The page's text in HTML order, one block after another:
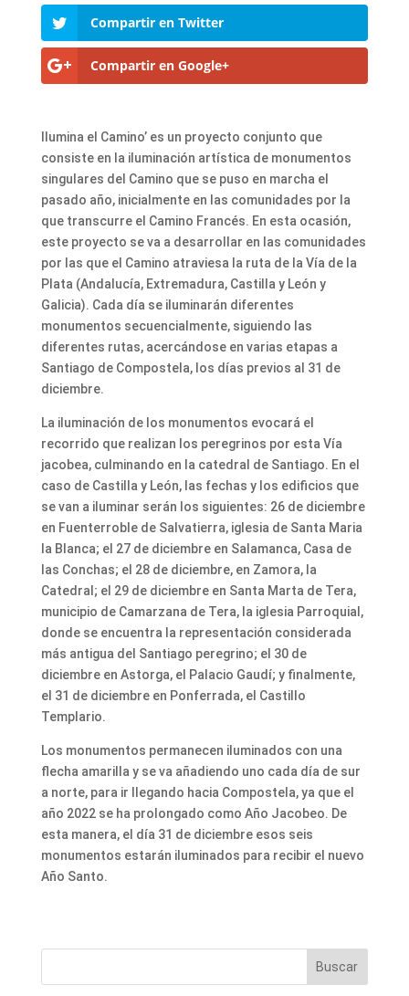
Compartir en Twitter
Compartir en Google+
Ilumina el Camino’ es un proyecto conjunto que
consiste en la iluminación artística de monumentos
singulares del Camino que se puso en marcha el
pasado año, inicialmente en las comunidades por la
que transcurre el Camino Francés. En esta ocasión,
este proyecto se va a desarrollar en las comunidades
por las que el Camino atraviesa la ruta de la Vía de la
Plata (Andalucía, Extremadura, Castilla y León y
Galicia). Cada día se iluminarán diferentes
monumentos secuencialmente, siguiendo las
diferentes rutas, acercándose en varias etapas a
Santiago de Compostela, los días previos al 31 de
diciembre.
La iluminación de los monumentos evocará el
recorrido que realizan los peregrinos por esta Vía
jacobea, culminando en la catedral de Santiago. En el
caso de Castilla y León, las fechas y los edificios que
se van a iluminar serán los siguientes: 26 de diciembre
en Fuenterroble de Salvatierra, iglesia de Santa Maria
la Blanca; el 27 de diciembre en Salamanca, Casa de
las Conchas; el 28 de diciembre, en Zamora, la
Catedral; el 29 de diciembre en Santa Marta de Tera,
municipio de Camarzana de Tera, la iglesia Parroquial,
donde se encuentra la representación considerada
más antigua del Santiago peregrino; el 30 de
diciembre en Astorga, el Palacio Gaudí; y finalmente,
el 31 de diciembre en Ponferrada, el Castillo
Templario.
Los monumentos permanecen iluminados con una
flecha amarilla y se va añadiendo uno cada día de sur
a norte, para ir llegando hacia Compostela, ya que el
año 2022 se ha prolongado como Año Jacobeo. De
esta manera, el día 31 de diciembre esos seis
monumentos estarán iluminados para recibir el nuevo
Año Santo.